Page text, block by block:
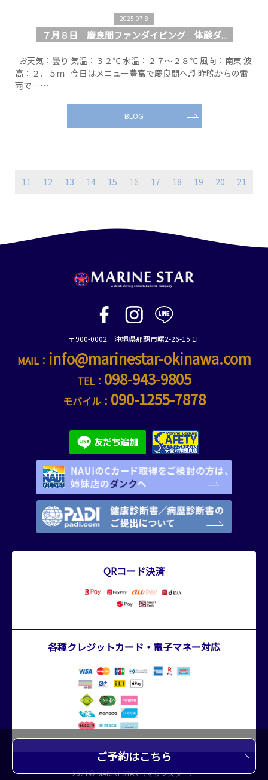
2025.07.8
７月８日 慶良間ファンダイビング 体験ダ...
お天気：曇り 気温：３２℃ 水温：２７～２８℃ 風向：南東 波
高：２．５ｍ 今日はメニュー豊富で慶良間へ♬ 昨晩からの雷
雨で……
BLOG
11 12 13 14 15 16 17 18 19 20 21
〒900-0002 沖縄県那覇市曙2-26-15 1F
MAIL： info@marinestar-okinawa.com
TEL： 098-943-9805
モバイル： 090-1255-7878
QRコード決済
各種クレジットカード・電子マネー対応
2021© MARINESTAR（マリンスター）
ご予約はこちら